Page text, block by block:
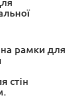
рамки для
стін